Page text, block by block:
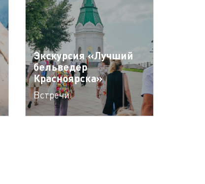
Экскурсия «Лучший
бельведер
Красноярска»
Встречи